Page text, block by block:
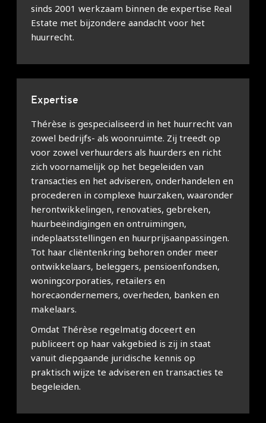
sinds 2001 werkzaam binnen de expertise Real
Estate met bijzondere aandacht voor het
huurrecht.
Expertise
Thérèse is gespecialiseerd in het huurrecht van
zowel bedrijfs- als woonruimte. Zij treedt op
voor zowel verhuurders als huurders en richt
zich voornamelijk op het begeleiden van
transacties en het adviseren, onderhandelen en
procederen in complexe huurzaken, waaronder
herontwikkelingen, renovaties, gebreken,
huurbeëindigingen en ontruimingen,
indeplaatsstellingen en huurprijsaanpassingen.
Tot haar cliëntenkring behoren onder meer
ontwikkelaars, beleggers, pensioenfondsen,
woningcorporaties, retailers en
horecaondernemers, overheden, banken en
makelaars.
Omdat Thérèse regelmatig doceert en
publiceert op haar vakgebied is zij in staat
vanuit diepgaande juridische kennis op
praktisch wijze te adviseren en transacties te
begeleiden.